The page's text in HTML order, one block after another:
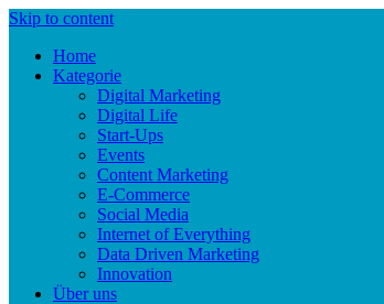
Skip to content
Home
Kategorie
Digital Marketing
Digital Life
Start-Ups
Events
Content Marketing
E-Commerce
Social Media
Internet of Everything
Data Driven Marketing
Innovation
Über uns